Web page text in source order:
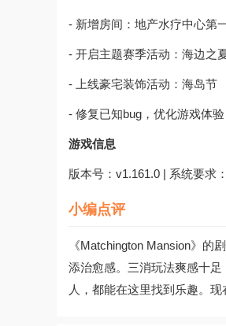
- 新增房间：地产水疗中心第
- 开启主题赛季活动：海边之
- 上线豪宅装饰活动：海岛节
- 修复已知bug，优化游戏体验
游戏信息
版本号：v1.161.0 | 系统要求
小编点评
《Matchington Mansion》
添治愈感。三消玩法爽感十
人，都能在这里找到乐趣。